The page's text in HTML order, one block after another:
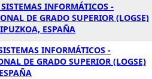
INFORMÁTICOS -
DE GRADO SUPERIOR (LOGSE)
ESPAÑA
INFORMÁTICOS -
DE GRADO SUPERIOR (LOGSE)